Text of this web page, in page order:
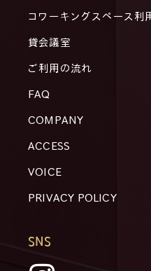
コワーキングスペース利
貸会議室
ご利用の流れ
FAQ
COMPANY
ACCESS
VOICE
PRIVACY POLICY
SNS